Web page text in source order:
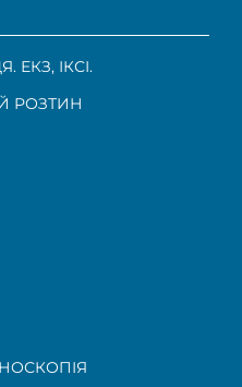
ЕКЗ, ІКСІ.
РОЗТИН